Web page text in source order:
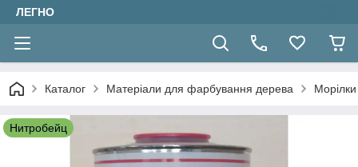
ЛЕГНО
Каталог Матеріали для фарбування дерева
Нитробейц